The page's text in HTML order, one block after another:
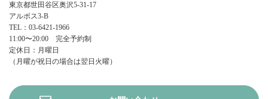
東京都世田谷区奥沢5-31-17
アルボス3-B
TEL：03-6421-1966
11:00〜20:00 完全予約制
定休日：月曜日
（月曜が祝日の場合は翌日火曜）